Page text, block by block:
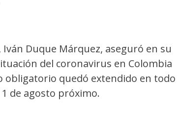
Duque Márquez, aseguró en su
del coronavirus en Colombia
obligatorio quedó extendido en todo
de agosto próximo.